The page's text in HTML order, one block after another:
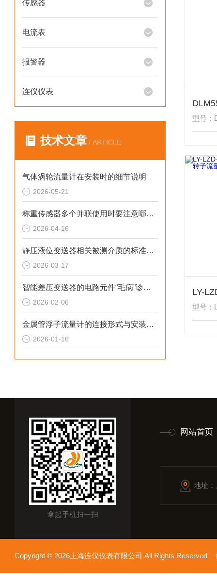
传感器
电流表
报警器
连仪仪表
技术文章 / ARTICLE
气体涡轮流量计在安装时的细节说明
2026-05-21
称重传感器多个并联使用时要注意哪些？
2026-04-16
静压液位变送器相关被测介质的标准解析
2026-03-17
智能差压变送器的电路元件“毛病”诊断综述
2026-02-06
金属管浮子流量计的连接形式与安装尺寸解析
2026-01-16
型号：
型号：
拿起手机扫一扫
网站首页
地址
Copyright © 2026上海连仪仪表有限公司 All Rights Reserved